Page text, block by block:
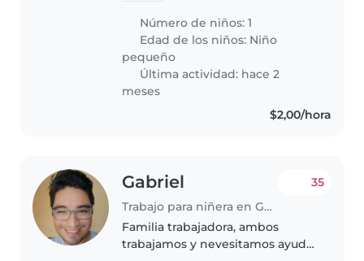
una persona amigable, alegre
que le guste jugar con niño
pequeño..
Número de niños: 1
Edad de los niños: Niño
pequeño
Última actividad: hace 2
meses
$2,00/hora
Gabriel
Trabajo para niñera en Guayaquil
35
Familia trabajadora, ambos
trabajamos y nevesitamos ayuda